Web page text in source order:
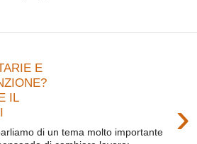
E
IL
›
di un tema molto importante